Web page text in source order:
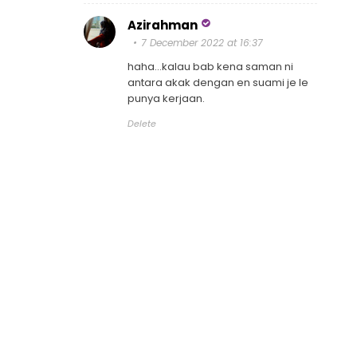
Azirahman
7 December 2022 at 16:37
haha...kalau bab kena saman ni
antara akak dengan en suami je le
punya kerjaan.
Delete